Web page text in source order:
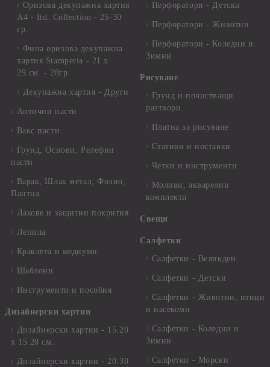
Оризова декупажна хартия
А4 - Itd. Collection - 25-30
гр.
Фина оризова декупажна
хартия Stamperia - 21 х
29.см. - 28гр.
Декупажна хартия - Други
Антични пасти
Вакс пасти
Грунд, Основи, Релефни
пасти
Варак, Шлак метал, Фолио,
Пантна
Лакове и защитни покрития
Лепила
Краклета и медиуми
Шаблони
Инструменти и пособия
Дизайнерски хартии
Дизайнерски хартии - 15.20
х 15.20 см.
Дизайнерски хартии - 20.30
Перфоратори - Детски
Перфоратори - Животни
Перфоратори - Коледни и
Зимни
Рисуване
Грунд и почистващи
разтвори
Платна за рисуване
Стативи и поставки
Четки и инструменти
Моливи, акварелни
комплекти
Свещи
Салфетки
Салфетки - Великден
Салфетки - Детски
Салфетки - Животни, птици
и насекоми
Салфетки - Коледни и
Зимни
Салфетки - Морски